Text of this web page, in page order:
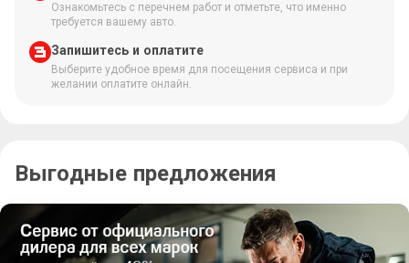
Ознакомьтесь с перечнем работ и отметьте, что именно
требуется вашему авто.
Запишитесь и оплатите
Выберите удобное время для посещения сервиса и при
желании оплатите онлайн.
Выгодные предложения